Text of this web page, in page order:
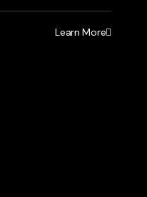
Learn More